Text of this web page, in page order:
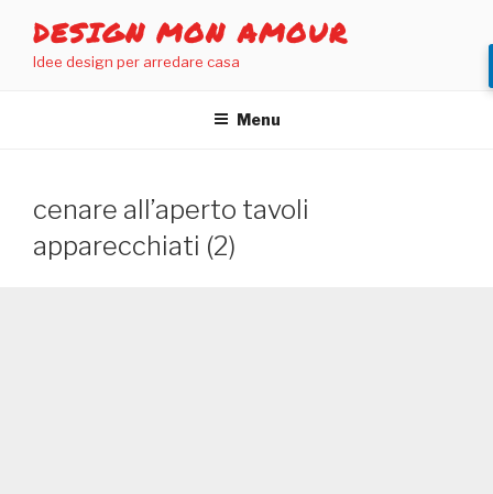
contenuto
DESIGN MON AMOUR
Idee design per arredare casa
Menu
cenare all’aperto tavoli
apparecchiati (2)